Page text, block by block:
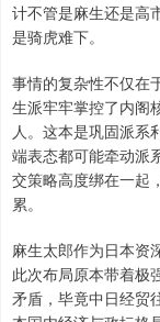
计不管是麻生还是高
是骑虎难下。
事情的复杂性不仅在
生派牢牢掌控了内阁
人。这本是巩固派系
端表态都可能牵动派
交策略高度绑在一起
累。
麻生太郎作为日本资
此次布局原本带着极
矛盾，毕竟中日经贸